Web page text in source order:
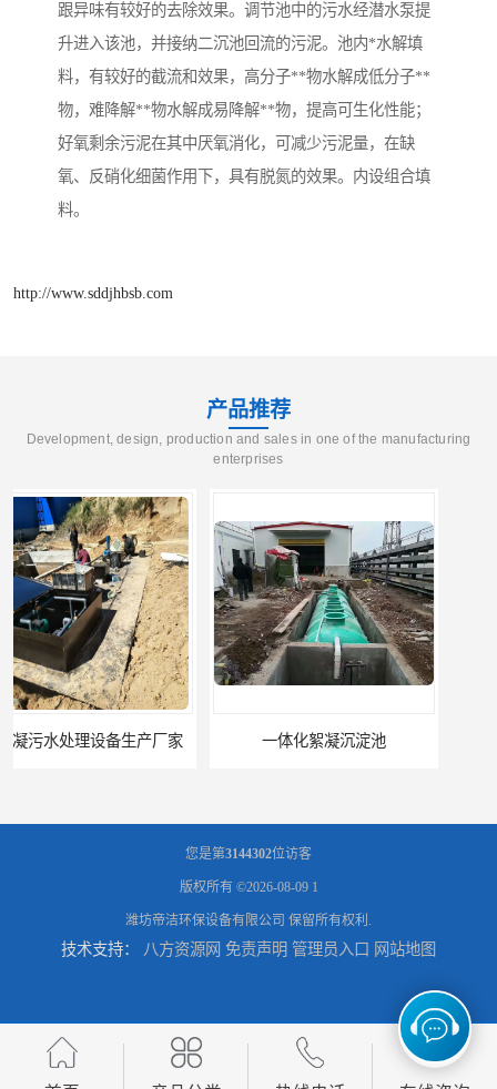
跟异味有较好的去除效果。调节池中的污水经潜水泵提
升进入该池，并接纳二沉池回流的污泥。池内*水解填
料，有较好的截流和效果，高分子**物水解成低分子**
物，难降解**物水解成易降解**物，提高可生化性能；
好氧剩余污泥在其中厌氧消化，可减少污泥量，在缺
氧、反硝化细菌作用下，具有脱氮的效果。内设组合填
料。
http://www.sddjhbsb.com
产品推荐
Development, design, production and sales in one of the manufacturing
enterprises
一体化絮凝沉淀池
混凝土搅拌站絮凝沉淀污水处理设备 一体化碳钢絮凝沉淀设备去除悬浮球物
您是第3144302位访客
版权所有 ©2026-08-09 1
潍坊帝洁环保设备有限公司 保留所有权利.
技术支持： 八方资源网 免责声明 管理员入口 网站地图